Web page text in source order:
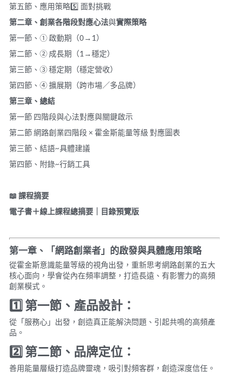
第五節、應用策略5️⃣ 面對挑戰
第二章、創業各階段對應心法與實際策略
第一節、① 啟動期（0→1）
第二節、② 成長期（1→穩定）
第三節、③ 穩定期（穩定營收）
第四節、④ 擴展期（跨市場／多品牌）
第三章、總結
第一節 四階段與心法對應與關鍵啟示
第二節 網路創業四階段 × 霍金斯能量等級 對應圖表
第三節、結語~具體建議
第四節、附錄~行銷工具
📖 課程摘要
電子書＋線上課程總摘要｜目錄預覽版
第一章、「網路創業者」的啟發與具體應用策略
從霍金斯意識能量等級的視角出發，重新思考網路創業的五大
核心面向，學會從內在頻率調整，打造長遠、有影響力的高頻
創業模式。
1️ 第一節、產品設計：
從「服務心」出發，創造真正能解決問題、引起共鳴的高頻產
品。
2️ 第二節、品牌定位：
善用能量層級打造品牌靈魂，吸引對頻客群，創造深度信任。